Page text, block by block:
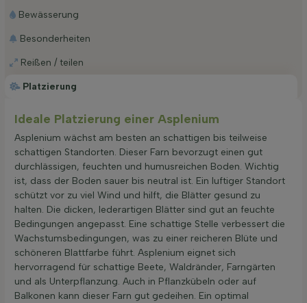
Platzierung
Bewässerung
Besonderheiten
Reißen / teilen
Ideale Platzierung einer Asplenium
Asplenium wächst am besten an schattigen bis teilweise
schattigen Standorten. Dieser Farn bevorzugt einen gut
durchlässigen, feuchten und humusreichen Boden. Wichtig
ist, dass der Boden sauer bis neutral ist. Ein luftiger Standort
schützt vor zu viel Wind und hilft, die Blätter gesund zu
halten. Die dicken, lederartigen Blätter sind gut an feuchte
Bedingungen angepasst. Eine schattige Stelle verbessert die
Wachstumsbedingungen, was zu einer reicheren Blüte und
schöneren Blattfarbe führt. Asplenium eignet sich
hervorragend für schattige Beete, Waldränder, Farngärten
und als Unterpflanzung. Auch in Pflanzkübeln oder auf
Balkonen kann dieser Farn gut gedeihen. Ein optimal